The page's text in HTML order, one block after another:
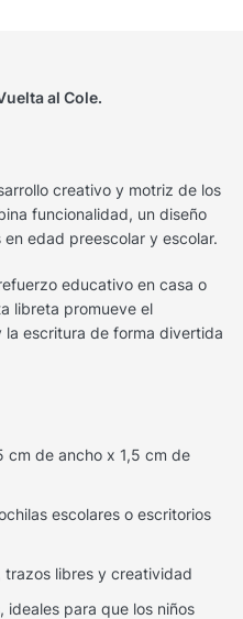
al Cole.
creativo y motriz de los
funcionalidad, un diseño
edad preescolar y escolar.
educativo en casa o
libreta promueve el
escritura de forma divertida
cm de ancho x 1,5 cm de
escolares o escritorios
trazos libres y creatividad
ideales para que los niños